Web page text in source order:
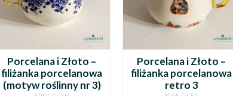
Porcelana i Złoto –
filiżanka porcelanowa
(motyw roślinny nr 3)
Porcelana i Złoto –
filiżanka porcelanowa
retro 3